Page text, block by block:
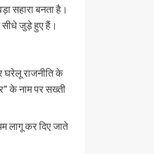
सहारा बनता है।
सीधे जुड़े हुए हैं।
घरेलू राजनीति के
के नाम पर सख्ती
लागू कर दिए जाते